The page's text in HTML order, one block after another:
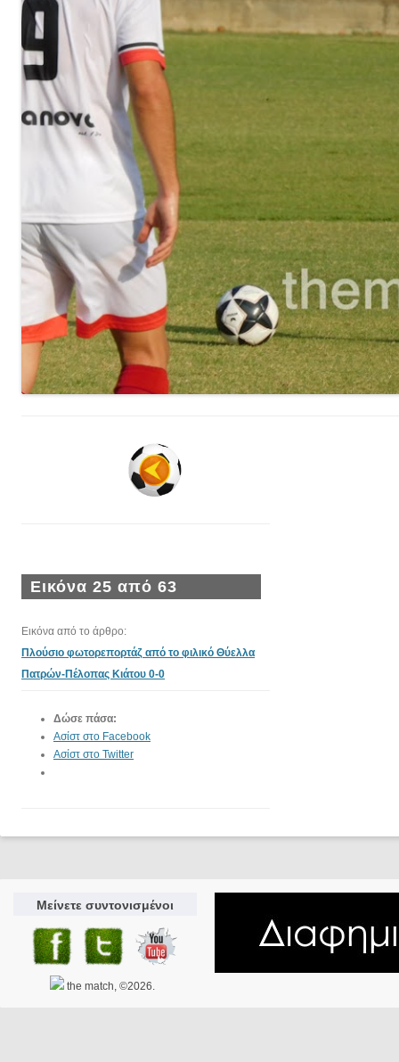
Εικόνα 25 από 63
Εικόνα από το άρθρο:
Πλούσιο φωτορεπορτάζ από το φιλικό Θύελλα
Πατρών-Πέλοπας Κιάτου 0-0
Δώσε πάσα:
Ασίστ στο Facebook
Ασίστ στο Twitter
Μείνετε συντονισμένοι
the match, ©2026.